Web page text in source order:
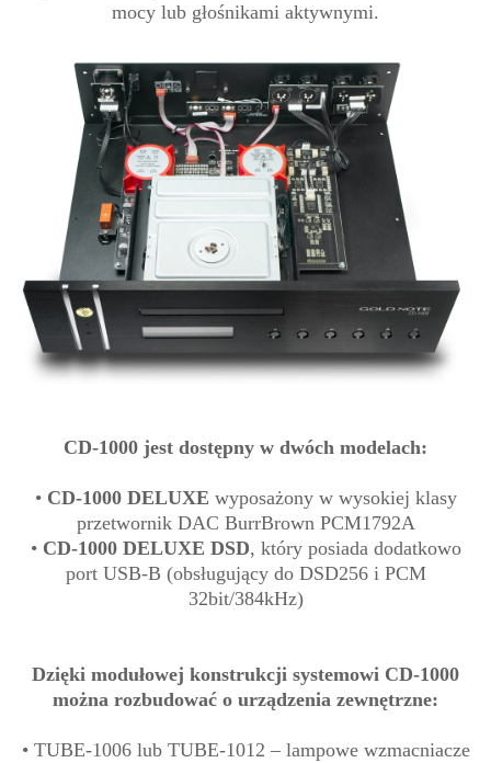
mocy lub głośnikami aktywnymi.
CD-1000 jest dostępny w dwóch modelach:
•CD-1000 DELUXE wyposażony w wysokiej klasy
przetwornik DAC BurrBrown PCM1792A
• CD-1000 DELUXE DSD, który posiada dodatkowo
port USB-B (obsługujący do DSD256 i PCM
32bit/384kHz)
Dzięki modułowej konstrukcji systemowi CD-1000
można rozbudować o urządzenia zewnętrzne:
• TUBE-1006 lub TUBE-1012 – lampowe wzmacniacze